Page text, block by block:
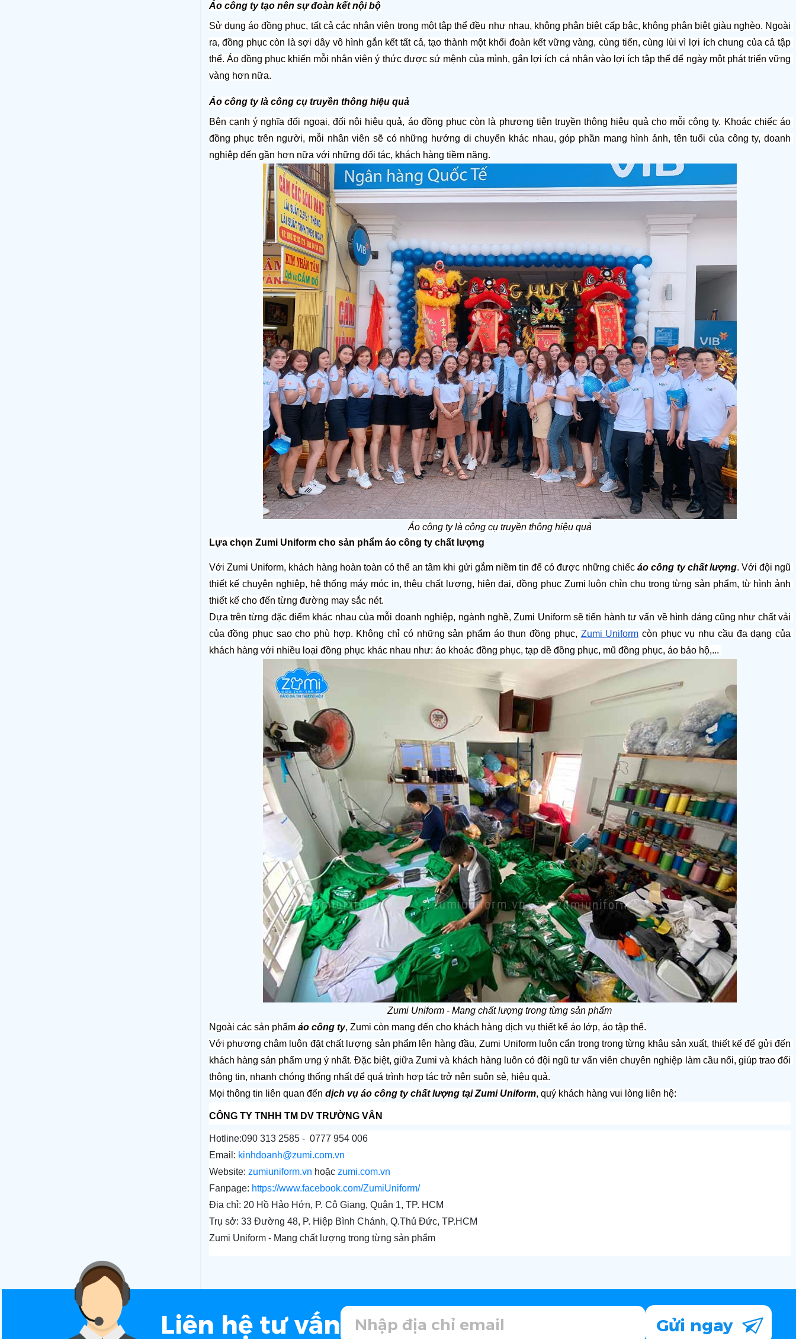
Áo công ty tạo nên sự đoàn kết nội bộ
Sử dụng áo đồng phục, tất cả các nhân viên trong một tập thể đều như nhau, không phân biệt cấp bậc, không phân biệt giàu nghèo. Ngoài
ra, đồng phục còn là sợi dây vô hình gắn kết tất cả, tạo thành một khối đoàn kết vững vàng, cùng tiến, cùng lùi vì lợi ích chung của cả tập
thể. Áo đồng phục khiến mỗi nhân viên ý thức được sứ mệnh của mình, gắn lợi ích cá nhân vào lợi ích tập thể để ngày một phát triển vững
vàng hơn nữa.
Áo công ty là công cụ truyền thông hiệu quả
Bên cạnh ý nghĩa đối ngoại, đối nội hiệu quả, áo đồng phục còn là phương tiện truyền thông hiệu quả cho mỗi công ty. Khoác chiếc áo
đồng phục trên người, mỗi nhân viên sẽ có những hướng di chuyển khác nhau, góp phần mang hình ảnh, tên tuổi của công ty, doanh
nghiệp đến gần hơn nữa với những đối tác, khách hàng tiềm năng.
Áo công ty là công cụ truyền thông hiệu quả
Lựa chọn Zumi Uniform cho sản phẩm áo công ty chất lượng
Với Zumi Uniform, khách hàng hoàn toàn có thể an tâm khi gửi gắm niềm tin để có được những chiếc áo công ty chất lượng. Với đội ngũ
thiết kế chuyên nghiệp, hệ thống máy móc in, thêu chất lượng, hiện đại, đồng phục Zumi luôn chỉn chu trong từng sản phẩm, từ hình ảnh
thiết kế cho đến từng đường may sắc nét.
Dựa trên từng đặc điểm khác nhau của mỗi doanh nghiệp, ngành nghề, Zumi Uniform sẽ tiến hành tư vấn về hình dáng cũng như chất vải
của đồng phục sao cho phù hợp. Không chỉ có những sản phẩm áo thun đồng phục, Zumi Uniform còn phục vụ nhu cầu đa dạng của
khách hàng với nhiều loại đồng phục khác nhau như: áo khoác đồng phục, tạp dề đồng phục, mũ đồng phục, áo bảo hộ,...
Zumi Uniform - Mang chất lượng trong từng sản phẩm
Ngoài các sản phẩm áo công ty, Zumi còn mang đến cho khách hàng dịch vụ thiết kế áo lớp, áo tập thể.
Với phương châm luôn đặt chất lượng sản phẩm lên hàng đầu, Zumi Uniform luôn cẩn trọng trong từng khâu sản xuất, thiết kế để gửi đến
khách hàng sản phẩm ưng ý nhất. Đặc biệt, giữa Zumi và khách hàng luôn có đội ngũ tư vấn viên chuyên nghiệp làm cầu nối, giúp trao đổi
thông tin, nhanh chóng thống nhất để quá trình hợp tác trở nên suôn sẻ, hiệu quả.
Mọi thông tin liên quan đến dịch vụ áo công ty chất lượng tại Zumi Uniform, quý khách hàng vui lòng liên hệ:
CÔNG TY TNHH TM DV TRƯỜNG VÂN
Hotline:090 313 2585 -  0777 954 006
Email: kinhdoanh@zumi.com.vn
Website: zumiuniform.vn hoặc zumi.com.vn
Fanpage: https://www.facebook.com/ZumiUniform/
Địa chỉ: 20 Hồ Hảo Hớn, P. Cô Giang, Quận 1, TP. HCM
Trụ sở: 33 Đường 48, P. Hiệp Bình Chánh, Q.Thủ Đức, TP.HCM
Zumi Uniform - Mang chất lượng trong từng sản phẩm
Liên hệ tư vấn Gửi ngay